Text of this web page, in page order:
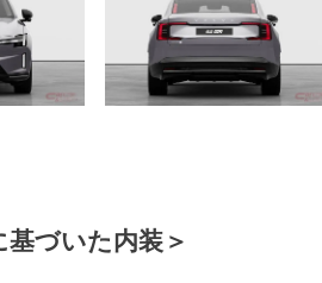
づいた内装＞